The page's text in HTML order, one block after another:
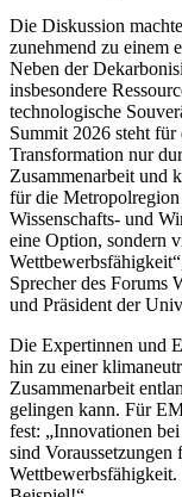
Die Diskussion
zunehmend zu einem
Neben der
insbesondere
technologische
Summit 2026 steht für
Transformation nur
Zusammenarbeit und
für die
Wissenschafts- und
eine Option, sondern
Sprecher des Forums
und Präsident der
Die Expertinnen und
hin zu einer
Zusammenarbeit
gelingen kann. Für
fest: „Innovationen
sind